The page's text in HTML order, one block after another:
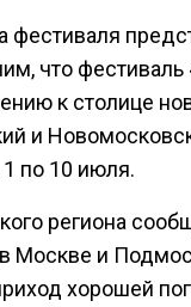
что фестиваль
к столице
и
1 по 10 июля.
региона
Москве и
хорошей